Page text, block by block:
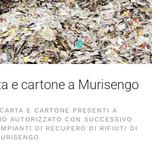
e cartone a Murisengo
E CARTONE PRESENTI A
AUTORIZZATO CON SUCCESSIVO
DI RECUPERO DI RIFIUTI DI